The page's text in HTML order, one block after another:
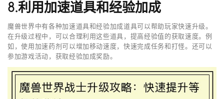
8.利用加速道具和经验加成
魔兽世界中有各种加速道具和经验加成道具可以帮助玩家快速升级。
在升级过程中，可以合理利用这些道具，提高经验值的获取速度。例
如，使用加速药剂可以增加移动速度，快速完成任务和打怪。还可以
参加游戏活动，获取经验加成奖励。